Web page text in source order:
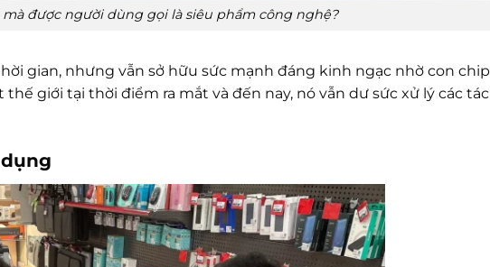
mà được người dùng gọi là siêu phẩm công nghệ?
gian, nhưng vẫn sở hữu sức mạnh đáng kinh ngạc nhờ con chip
giới tại thời điểm ra mắt và đến nay, nó vẫn dư sức xử lý các tác